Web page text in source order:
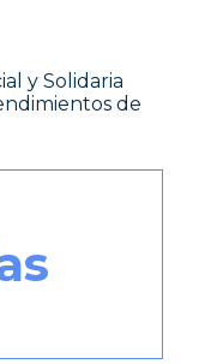
y Solidaria
de